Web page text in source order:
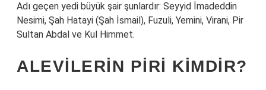
Adı geçen yedi büyük şair şunlardır: Seyyid İmadeddin
Nesimi, Şah Hatayi (Şah İsmail), Fuzuli, Yemini, Virani, Pir
Sultan Abdal ve Kul Himmet.
ALEVILERIN PIRI KIMDIR?